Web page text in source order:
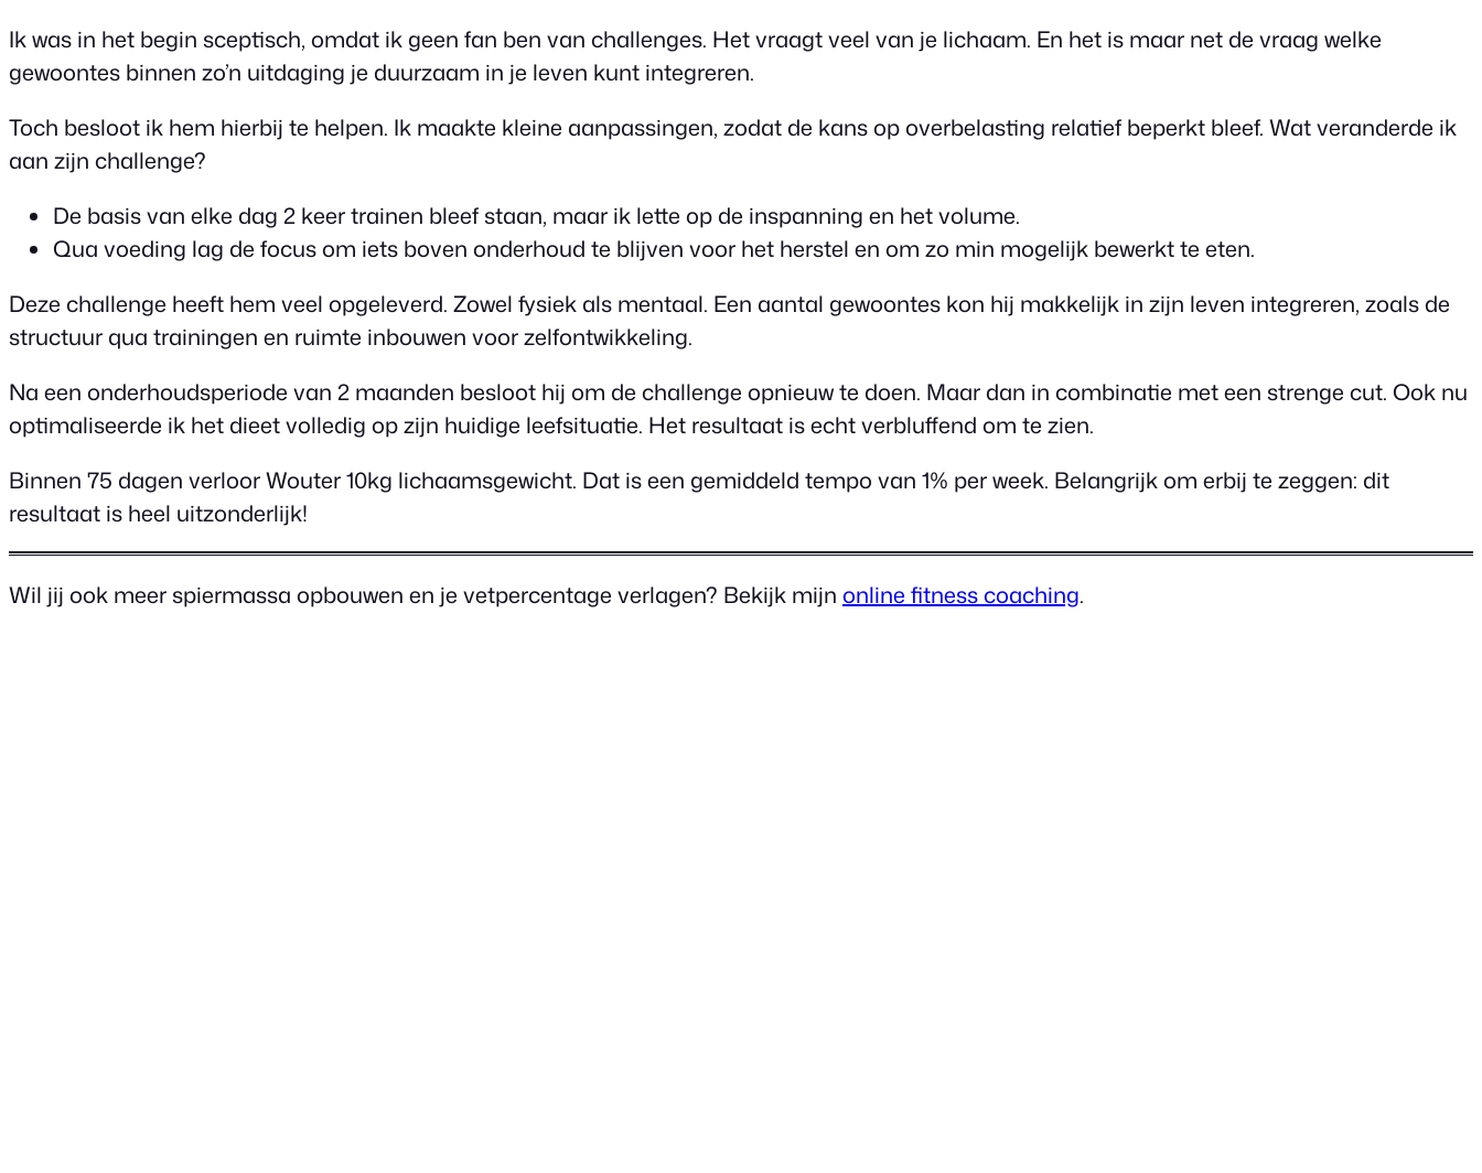
Ik was in het begin sceptisch, omdat ik geen fan ben van challenges. Het vraagt veel van je lichaam. En het is maar net de vraag welke
gewoontes binnen zo’n uitdaging je duurzaam in je leven kunt integreren.
Toch besloot ik hem hierbij te helpen. Ik maakte kleine aanpassingen, zodat de kans op overbelasting relatief beperkt bleef. Wat veranderde ik
aan zijn challenge?
De basis van elke dag 2 keer trainen bleef staan, maar ik lette op de inspanning en het volume.
Qua voeding lag de focus om iets boven onderhoud te blijven voor het herstel en om zo min mogelijk bewerkt te eten.
Deze challenge heeft hem veel opgeleverd. Zowel fysiek als mentaal. Een aantal gewoontes kon hij makkelijk in zijn leven integreren, zoals de
structuur qua trainingen en ruimte inbouwen voor zelfontwikkeling.
Na een onderhoudsperiode van 2 maanden besloot hij om de challenge opnieuw te doen. Maar dan in combinatie met een strenge cut. Ook nu
optimaliseerde ik het dieet volledig op zijn huidige leefsituatie. Het resultaat is echt verbluffend om te zien.
Binnen 75 dagen verloor Wouter 10kg lichaamsgewicht. Dat is een gemiddeld tempo van 1% per week. Belangrijk om erbij te zeggen: dit
resultaat is heel uitzonderlijk!
Wil jij ook meer spiermassa opbouwen en je vetpercentage verlagen? Bekijk mijn online fitness coaching.